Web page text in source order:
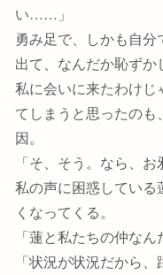
い……」
勇み足で、しかも自
出て、なんだか恥ずか
私に会いに来たわけじ
てしまうと思ったの
因。
「そ、そう。なら、
私の声に困惑している
くなってくる。
「蓮と私たちの仲な
「状況が状況だから